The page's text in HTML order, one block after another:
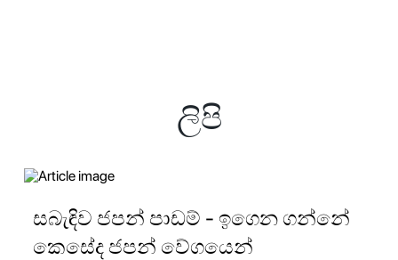
ලිපි
සබැඳිව ජපන් පාඩම් - ඉගෙන ගන්නේ
කෙසේද ජපන් වේගයෙන්